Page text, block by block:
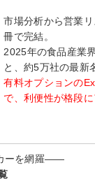
市場分析から営業
冊で完結。
2025年の食品産業
と、約5万社の最新
有料オプションの
で、利便性が格段に
ーを網羅――